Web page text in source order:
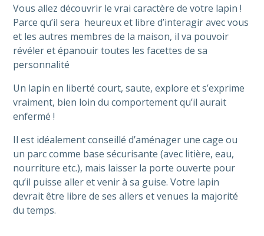
Vous allez découvrir le vrai caractère de votre lapin !
Parce qu’il sera heureux et libre d’interagir avec vous
et les autres membres de la maison, il va pouvoir
révéler et épanouir toutes les facettes de sa
personnalité
Un lapin en liberté court, saute, explore et s’exprime
vraiment, bien loin du comportement qu’il aurait
enfermé !
Il est idéalement conseillé d’aménager une cage ou
un parc comme base sécurisante (avec litière, eau,
nourriture etc.), mais laisser la porte ouverte pour
qu’il puisse aller et venir à sa guise. Votre lapin
devrait être libre de ses allers et venues la majorité
du temps.